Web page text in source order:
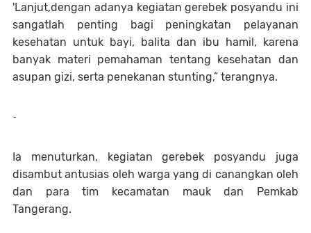
'Lanjut,dengan adanya kegiatan gerebek posyandu ini
sangatlah penting bagi peningkatan pelayanan
kesehatan untuk bayi, balita dan ibu hamil, karena
banyak materi pemahaman tentang kesehatan dan
asupan gizi, serta penekanan stunting,” terangnya.
-
Ia menuturkan, kegiatan gerebek posyandu juga
disambut antusias oleh warga yang di canangkan oleh
dan para tim kecamatan mauk dan Pemkab
Tangerang.